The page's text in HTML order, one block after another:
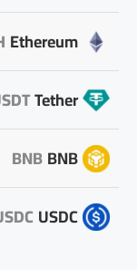
Ethereum
Tether
BNB
BNB
USDC